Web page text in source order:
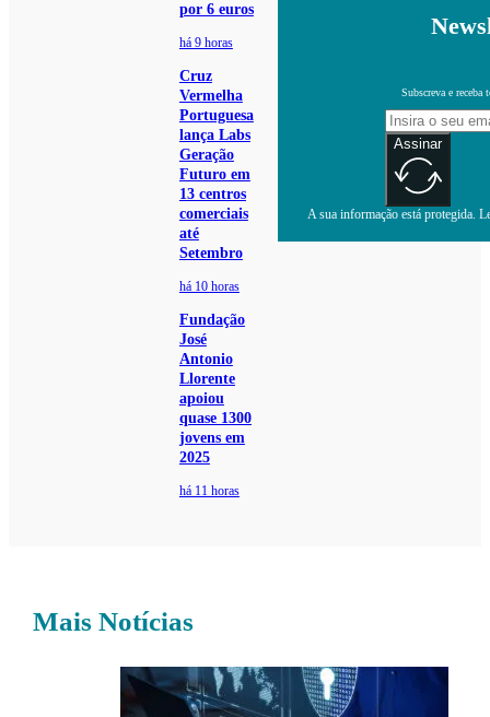
por 6 euros
há 9 horas
Cruz
Vermelha
Portuguesa
lança Labs
Geração
Futuro em
13 centros
comerciais
até
Setembro
há 10 horas
Fundação
José
Antonio
Llorente
apoiou
quase 1300
jovens em
2025
há 11 horas
Subscreva e receba
Assinar
A sua informação está protegida.
Mais Notícias